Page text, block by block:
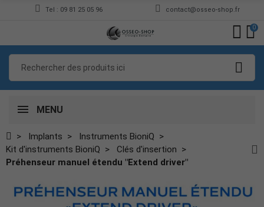
Tel : 09 81 25 05 96 contact@osseo-shop.fr
0
MENU
Implants
Instruments BioniQ
Kit d'instruments BioniQ
Clés d'insertion
Préhenseur manuel étendu "Extend driver"